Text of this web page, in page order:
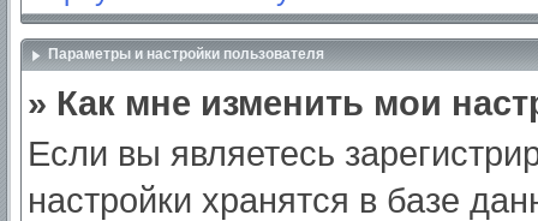
Параметры и настройки пользователя
» Как мне изменить мои
Если вы являетесь
настройки хранятся в базе